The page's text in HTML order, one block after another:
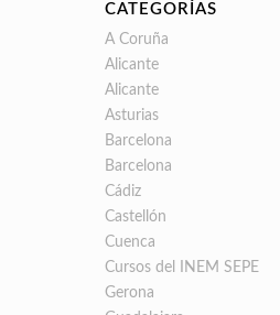
CATEGORÍAS
A Coruña
Alicante
Alicante
Asturias
Barcelona
Barcelona
Cádiz
Castellón
Cuenca
Cursos del INEM SEPE
Gerona